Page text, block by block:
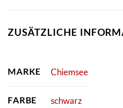
ZUSÄTZLICHE
MARKE Chiemsee
FARBE schwarz